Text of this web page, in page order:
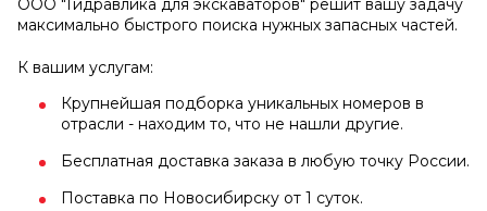
ООО "Гидравлика для экскаваторов" решит вашу задачу
максимально быстрого поиска нужных запасных частей.
К вашим услугам:
Крупнейшая подборка уникальных номеров в
отрасли - находим то, что не нашли другие.
Бесплатная доставка заказа в любую точку России.
Поставка по Новосибирску от 1 суток.